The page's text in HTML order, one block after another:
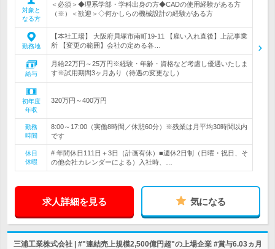
対象と
なる方
＜必須＞◆理系学部・学科出身の方◆CADの使用経験がある方
（※）＜歓迎＞◇何かしらの機械設計の経験がある方
勤務地
【本社工場】 大阪府貝塚市南町19-11 【雇い入れ直後】上記事業
所 【変更の範囲】会社の定める各…
給与
月給22万円～25万円※経験・年齢・資格など考慮し優遇いたしま
す※試用期間3ヶ月あり（待遇の変更なし）
初年度
年収
320万円～400万円
勤務
時間
8:00～17:00（実働8時間／休憩60分）※残業は月平均30時間以内
です
休日
休暇
# 年間休日111日＋3日（計画有休）■週休2日制（日曜・祝日、そ
の他会社カレンダーによる）入社時、…
求人詳細を見る 気になる
三浦工業株式会社 | #"連結売上規模2,500億円超"の上場企業 #賞与6.03ヵ月